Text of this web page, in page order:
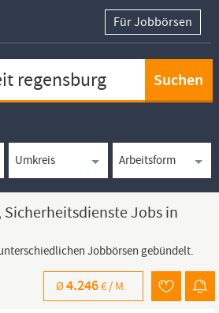
Für Jobbörsen
Jobs in
Jobbörsen gebündelt.
Ø4.246€ / M.